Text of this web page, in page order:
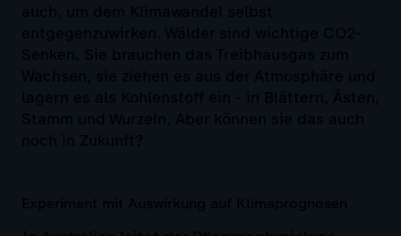
auch, um dem Klimawandel selbst
entgegenzuwirken. Wälder sind wichtige CO2-
Senken. Sie brauchen das Treibhausgas zum
Wachsen, sie ziehen es aus der Atmosphäre und
lagern es als Kohlenstoff ein - in Blättern, Ästen,
Stamm und Wurzeln. Aber können sie das auch
noch in Zukunft?
Experiment mit Auswirkung auf Klimaprognosen